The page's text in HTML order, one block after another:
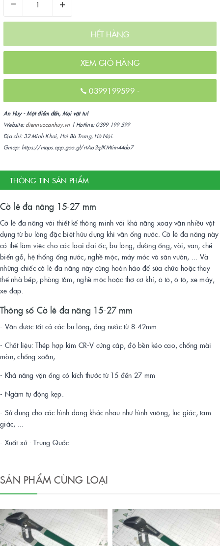
– +
HẾT HÀNG
XEM GIỎ HÀNG
0399199599 -
An Huy - Một điểm đến, Mọi vật tư!
Website: diennuocanhuy.vn | Hotline: 0399 199 599
Địa chỉ: 32 Minh Khai, Hai Bà Trưng, Hà Nội.
Gmap: https://maps.app.goo.gl/rtAo3qJKMtim44do7
THÔNG TIN SẢN PHẨM
Cờ lê đa năng 15-27 mm
Cờ lê đa năng với thiết kế thông minh với khả năng xoay vặn nhiều vật
dụng từ bu lông đặc biệt hữu dụng khi vặn ống nước. Cờ lê đa năng này
có thể làm việc cho các loại đai ốc, bu lông, đường ống, vòi, van, chế
biến gỗ, hệ thống ống nước, nghề mộc, máy móc và sân vườn, ... Và
những chiếc cờ lê đa năng này cũng hoàn hảo để sửa chữa hoặc thay
thế nhà bếp, phòng tắm, nghề mộc hoặc thợ cơ khí, ô tô, ô tô, xe máy,
xe đạp.
Thông số Cờ lê đa năng 15-27 mm
- Vặn được tất cả các bu lông, ống nước từ 8-42mm.
- Chất liệu: Thép hợp kim CR-V cứng cáp, độ bền kéo cao, chống mài
mòn, chống xoắn, ...
- Khả năng vặn ống có kích thước từ 15 đến 27 mm
- Ngàm tự động kẹp.
- Sử dụng cho các hình dạng khác nhau như hình vuông, lục giác, tam
giác, ...
- Xuất xứ : Trung Quốc
SẢN PHẨM CÙNG LOẠI